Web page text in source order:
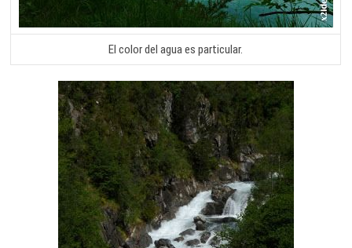
El color del agua es particular.